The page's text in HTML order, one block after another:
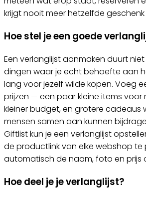
krijgt nooit meer hetzelfde geschenk
Hoe stel je een goede
Een verlanglijst aanmaken duurt
dingen waar je echt behoefte aan
lang voor jezelf wilde kopen. Voeg
prijzen — een paar kleine items voor
kleiner budget, en grotere cadeaus
mensen samen aan kunnen
Giftlist kun je een verlanglijst
de productlink van elke webshop te
automatisch de naam, foto en prijs
Hoe deel je je verlanglijst?